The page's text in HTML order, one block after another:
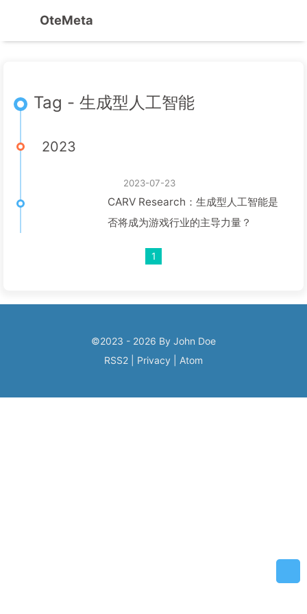
OteMeta
Tag - 生成型人工智能
2023
2023-07-23
CARV Research：生成型人工智能是
否将成为游戏行业的主导力量？
1
©2023 - 2026 By John Doe
RSS2
Privacy Atom